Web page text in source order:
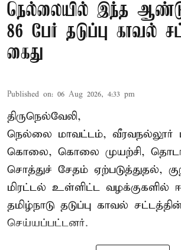
நெல்லையில் இந்த
86 பேர் தடுப்பு காவல்
கைது
Published on: 06 Aug 2026, 4:33 pm
திருநெல்வேலி,
நெல்லை மாவட்டம், வீரவநல்லூர்
கொலை, கொலை முயற்சி, தொடர்
சொத்துச் சேதம் ஏற்படுத்துதல்,
மிரட்டல் உள்ளிட்ட வழக்குகளில்
தமிழ்நாடு தடுப்பு காவல்
செய்யப்பட்டனர்.